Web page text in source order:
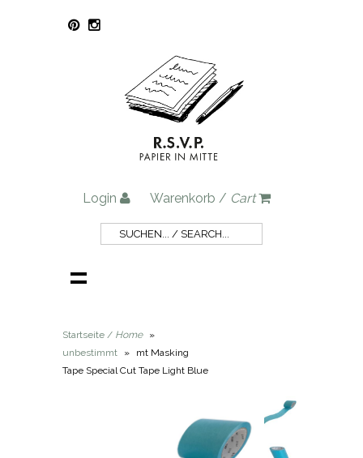
Login Warenkorb / Cart
Startseite / Home
»
unbestimmt
»
mt Masking
Tape Special Cut Tape Light Blue